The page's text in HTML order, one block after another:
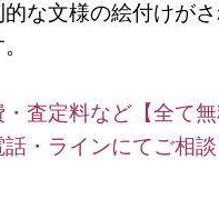
な文様の絵付けが
査定料など【全て
・ラインにてご相談